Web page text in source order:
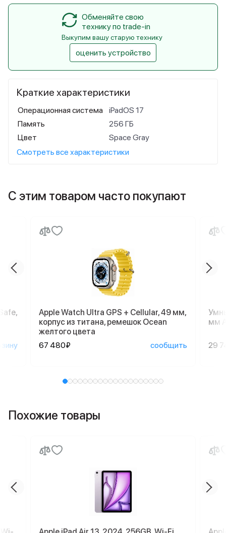
Краткие характеристики
Операционная система
iPadOS 17
Память
256 ГБ
Цвет
Space Gray
Смотреть все характеристики
Обменяйте свою
технику по trade-in
Выкупим вашу старую технику
оценить устройство
С этим товаром часто покупают
Apple Watch Ultra GPS + Cellular, 49 мм,
корпус из титана, ремешок Ocean
желтого цвета
67 480₽
сообщить
мм
29
Похожие товары